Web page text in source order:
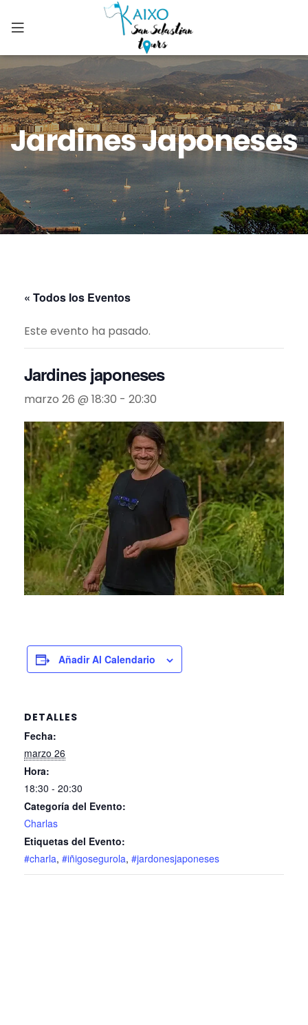
Jardines Japoneses
« Todos los Eventos
Este evento ha pasado.
Jardines japoneses
marzo 26 @ 18:30 - 20:30
Añadir Al Calendario
DETALLES
Fecha:
marzo 26
Hora:
18:30 - 20:30
Categoría del Evento:
Charlas
Etiquetas del Evento:
#charla, #iñigosegurola, #jardonesjaponeses